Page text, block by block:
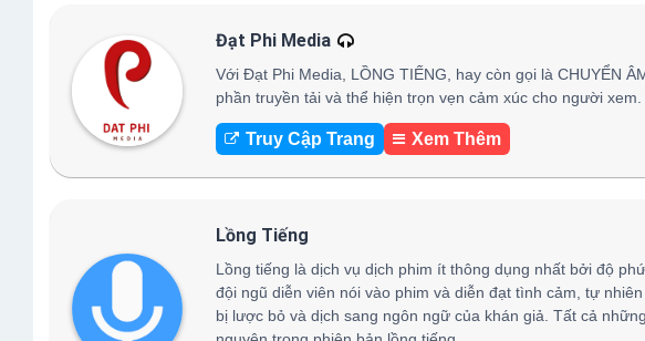
Đạt Phi Media
Với Đạt Phi Media, LỒNG TIẾNG, hay còn gọi là CHUYỂN
phần truyền tải và thể hiện trọn vẹn cảm xúc cho người xem.
Truy Cập Trang Xem Thêm
Lồng Tiếng
Lồng tiếng là dịch vụ dịch phim ít thông dụng nhất bởi độ
đội ngũ diễn viên nói vào phim và diễn đạt tình cảm, tự
bị lược bỏ và dịch sang ngôn ngữ của khán giả. Tất cả